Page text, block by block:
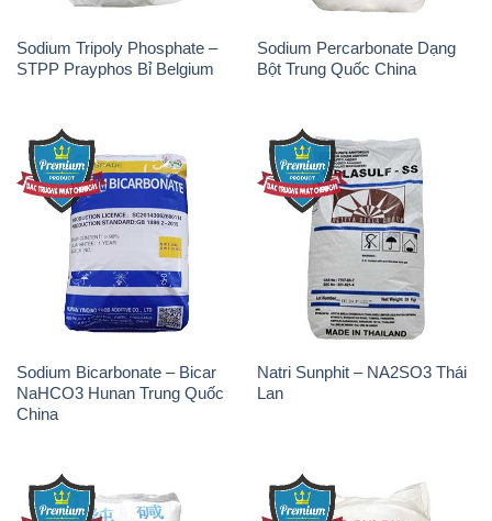
Sodium Bicarbonate – Bicar
NaHCO3 Hunan Trung Quốc
Natri Sunphit – NA2SO3 Thái